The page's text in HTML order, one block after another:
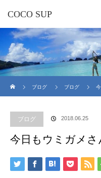
COCO SUP
ブログ
ブログ
ブログ 2018.06.25
今日もウミガメさ